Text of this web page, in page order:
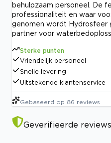
behulpzaam personeel. De
professionaliteit en waar
genomen wordt Hydrosfeer
partner voor
Sterke punten
Vriendelijk personeel
Snelle levering
Uitstekende klantenservice
Gebaseerd op 86 reviews
Geverifieerde reviews